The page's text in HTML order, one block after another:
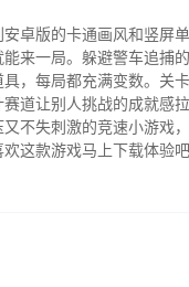
卓版的卡通画风和竖屏
能来一局。躲避警车追捕
具，每局都充满变数。关
道让别人挑战的成就感
不失刺激的竞速小游戏
这款游戏马上下载体验吧